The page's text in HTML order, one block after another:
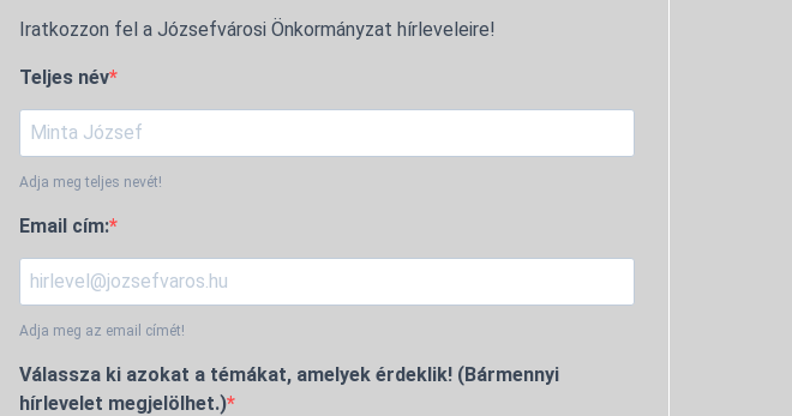
Iratkozzon fel a Józsefvárosi Önkormányzat hírleveleire!
Teljes név
Adja meg teljes nevét!
Email cím:
Adja meg az email címét!
Válassza ki azokat a témákat, amelyek érdeklik! (Bármennyi
hírlevelet megjelölhet.)